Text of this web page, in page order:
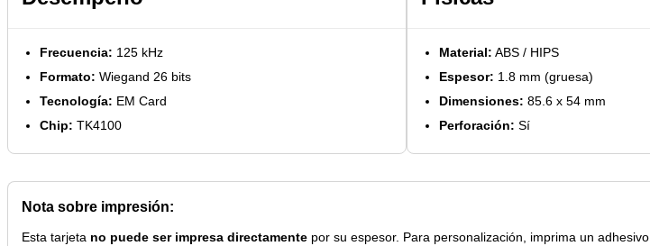
Frecuencia: 125 kHz
Formato: Wiegand 26 bits
Tecnología: EM Card
Chip: TK4100
Material: ABS / HIPS
Espesor: 1.8 mm (gruesa)
Dimensiones: 85.6 x 54 mm
Perforación: Sí
Nota sobre impresión:
Esta tarjeta no puede ser impresa directamente por su espesor. Para personalización, imprima un adhesivo